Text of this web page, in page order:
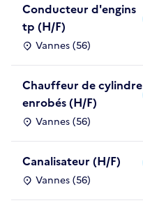
Conducteur d'engins
tp (H/F)
Vannes (56)
Chauffeur de cylindre
enrobés (H/F)
Vannes (56)
Canalisateur (H/F)
Vannes (56)